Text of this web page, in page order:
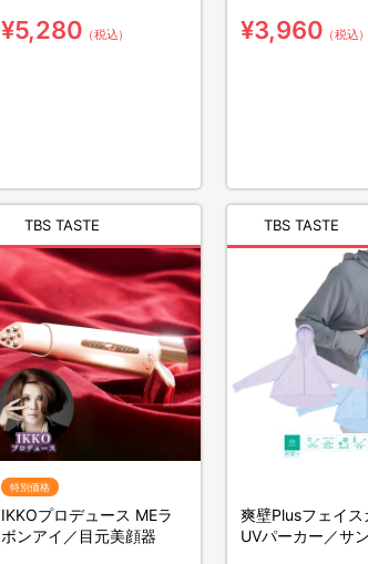
¥5,280 （税込） ¥3,960 （税込）
TBS TASTE
特別価格
IKKOプロデュース MEラ
ボンアイ／目元美顔器
TBS TASTE
爽壁Plusフェイス
UVパーカー／サ